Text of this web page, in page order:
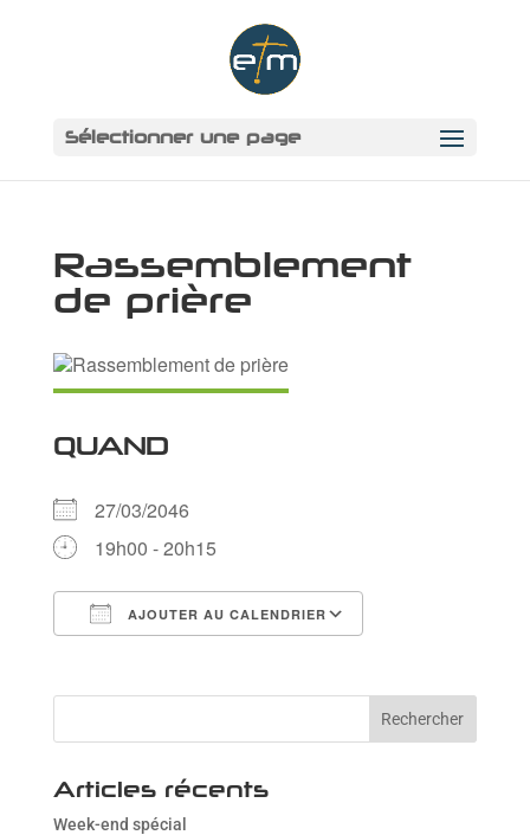
Sélectionner une page
Rassemblement
de prière
QUAND
27/03/2046
19h00 - 20h15
AJOUTER AU CALENDRIER
Articles récents
Week-end spécial